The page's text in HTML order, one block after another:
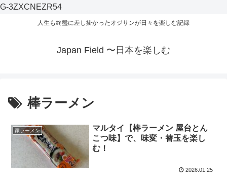
G-3ZXCNEZR54
人生も終盤に差し掛かったオジサンが日々を楽しむ記録
Japan Field 〜日本を楽しむ
棒ラーメン
家ラーメン
マルタイ【棒ラーメン 屋台とん
こつ味】で、味変・替玉を楽し
む！
2026.01.25